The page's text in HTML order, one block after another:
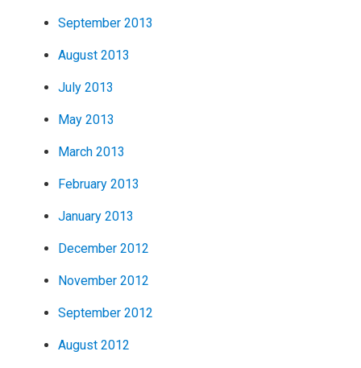
September 2013
August 2013
July 2013
May 2013
March 2013
February 2013
January 2013
December 2012
November 2012
September 2012
August 2012